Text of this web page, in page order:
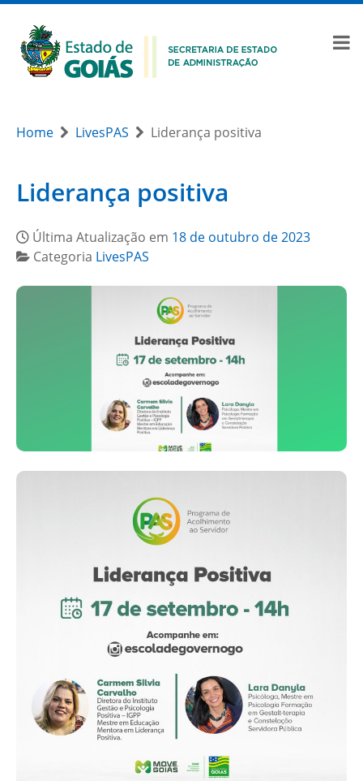
Home LivesPAS Liderança positiva
Liderança positiva
Última Atualização em 18 de outubro de 2023
Categoria LivesPAS